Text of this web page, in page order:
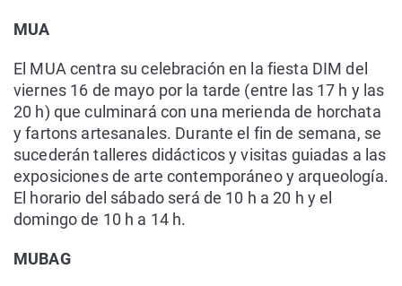
MUA
El MUA centra su celebración en la fiesta DIM del
viernes 16 de mayo por la tarde (entre las 17 h y las
20 h) que culminará con una merienda de horchata
y fartons artesanales. Durante el fin de semana, se
sucederán talleres didácticos y visitas guiadas a las
exposiciones de arte contemporáneo y arqueología.
El horario del sábado será de 10 h a 20 h y el
domingo de 10 h a 14 h.
MUBAG